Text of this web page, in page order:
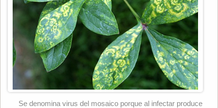
Se denomina virus del mosaico porque al infectar produce